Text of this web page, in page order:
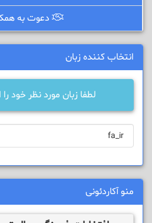
دعوت به
انتخاب کننده زبان
لطفا زبان مورد نظر خود
منو آکاردئونی